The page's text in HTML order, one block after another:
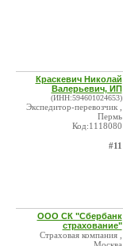
Краскевич Николай
Валерьевич, ИП
(ИНН:594601024653)
Экспедитор-перевозчик ,
Пермь
Код:1118080
#11
ООО СК "Сбербанк
страхование"
Страховая компания ,